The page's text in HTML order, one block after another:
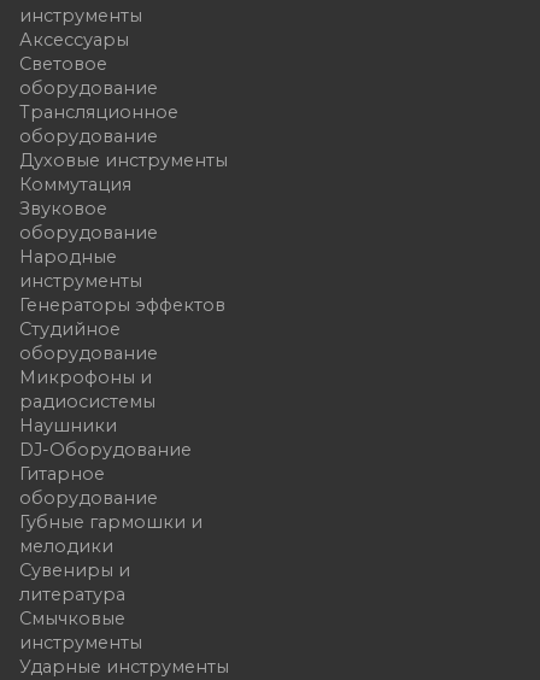
инструменты
Аксессуары
Световое
оборудование
Трансляционное
оборудование
Духовые инструменты
Коммутация
Звуковое
оборудование
Народные
инструменты
Генераторы эффектов
Студийное
оборудование
Микрофоны и
радиосистемы
Наушники
DJ-Оборудование
Гитарное
оборудование
Губные гармошки и
мелодики
Сувениры и
литература
Смычковые
инструменты
Ударные инструменты